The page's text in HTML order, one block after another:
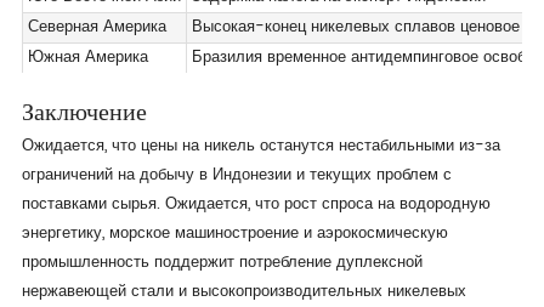
Северная Америка
Высокая-конец никелевых сплавов ценовое
Южная Америка
Бразилия временное антидемпинговое
Заключение
Ожидается, что цены на никель останутся нестабильными из-за
ограничений на добычу в Индонезии и текущих проблем с
поставками сырья. Ожидается, что рост спроса на водородную
энергетику, морское машиностроение и аэрокосмическую
промышленность поддержит потребление дуплексной
нержавеющей стали и высокопроизводительных никелевых